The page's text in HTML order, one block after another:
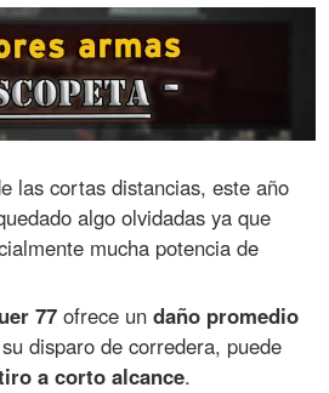
las cortas distancias, este año
algo olvidadas ya que
mucha potencia de
77 ofrece undaño promedio
disparo de corredera, puede
a corto alcance.